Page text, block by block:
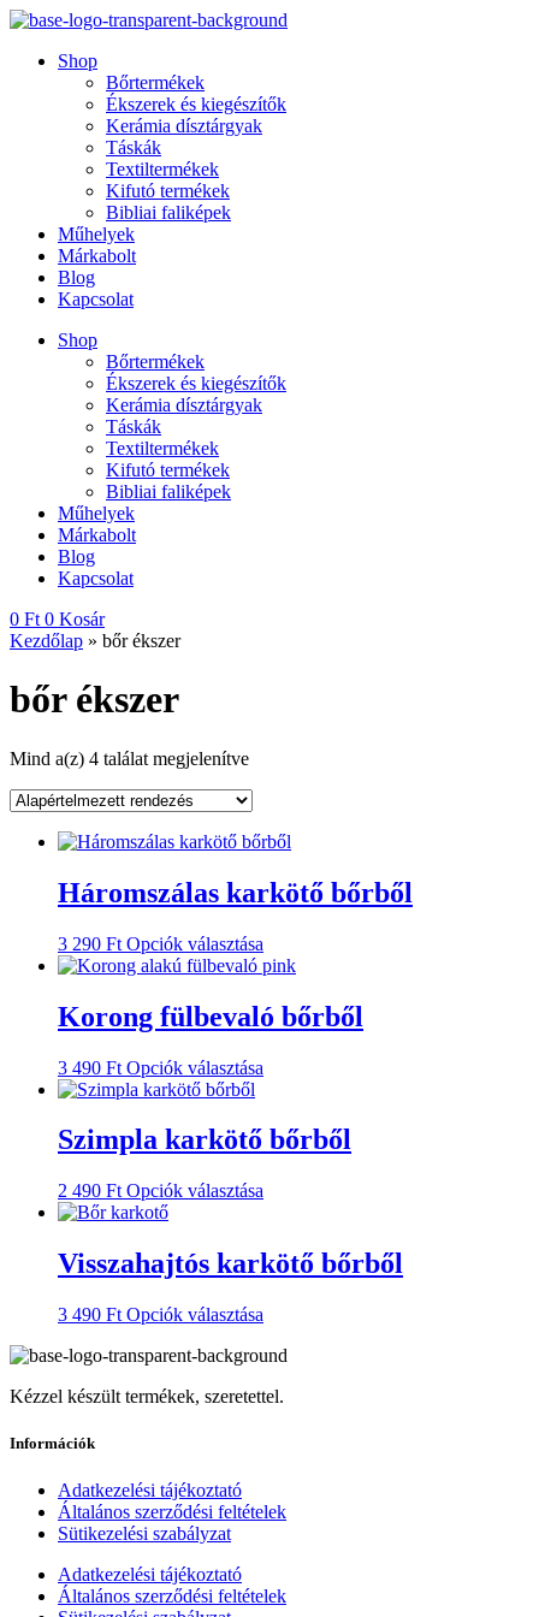
Ugrás
tartalomhoz
Shop
Bőrtermékek
Ékszerek és kiegészítők
Kerámia dísztárgyak
Táskák
Textiltermékek
Kifutó termékek
Bibliai faliképek
Műhelyek
Márkabolt
Blog
Kapcsolat
Shop
Bőrtermékek
Ékszerek és kiegészítők
Kerámia dísztárgyak
Táskák
Textiltermékek
Kifutó termékek
Bibliai faliképek
Műhelyek
Márkabolt
Blog
Kapcsolat
0 Ft 0 Kosár
Kezdőlap » bőr ékszer
bőr ékszer
Mind a(z) 4 találat megjelenítve
Háromszálas karkötő bőrből
3 290 Ft Opciók választása
a
több
variációja
A
termékoldalon
választhatók
Korong fülbevaló bőrből
3 490 Ft Opciók választása
több
variációja
A
termékoldalon
választhatók
Szimpla karkötő bőrből
2 490 Ft Opciók választása
több
variációja
A
a
választhatók
Visszahajtós karkötő bőrből
3 490 Ft Opciók választása
terméknek
variációja
termékoldalon
Kézzel készült termékek, szeretettel.
Információk
Adatkezelési tájékoztató
Általános szerződési feltételek
Sütikezelési szabályzat
Adatkezelési tájékoztató
Általános szerződési feltételek